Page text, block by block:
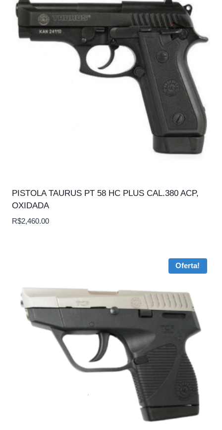
PISTOLA TAURUS PT 58 HC PLUS CAL.380 ACP,
OXIDADA
R$2,460.00
Oferta!